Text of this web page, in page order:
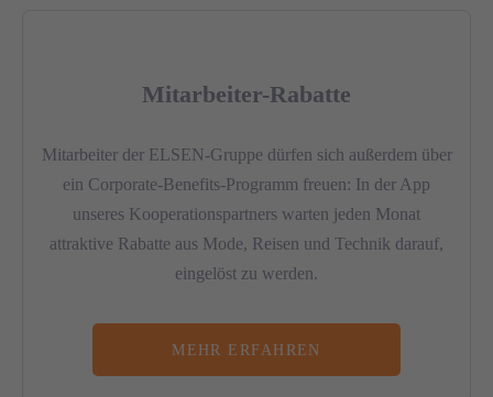
Mitarbeiter-Rabatte
Mitarbeiter der ELSEN-Gruppe dürfen sich außerdem über
ein Corporate-Benefits-Programm freuen: In der App
unseres Kooperationspartners warten jeden Monat
attraktive Rabatte aus Mode, Reisen und Technik darauf,
eingelöst zu werden.
MEHR ERFAHREN